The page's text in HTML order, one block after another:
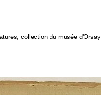
collection du musée d'Orsay